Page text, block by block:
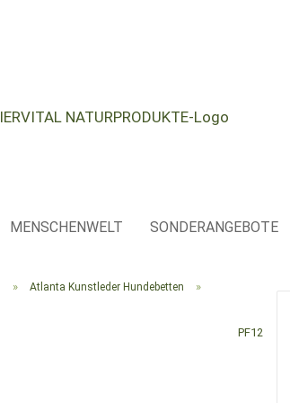
MENSCHENWELT SONDERANGEBOTE
» Atlanta Kunstleder Hundebetten »
PF12